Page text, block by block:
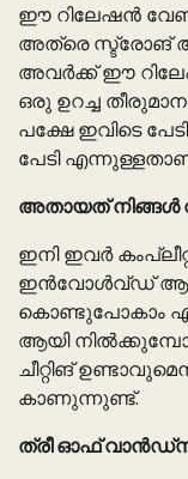
ഈ റിലേഷൻ
അത്രെ സ്ട്രോങ്
അവർക്ക് ഈ
ഒരു ഉറച്ച
പക്ഷേ ഇവിടെ
പേടി
അതായത് നിങ്ങൾ
ഇനി ഇവർ
ഇൻവോൾവ്ഡ്
കൊണ്ടുപോകാം
ആയി
ചീറ്റിങ്
കാണുന്നുണ്ട്.
ത്രീ ഓഫ്